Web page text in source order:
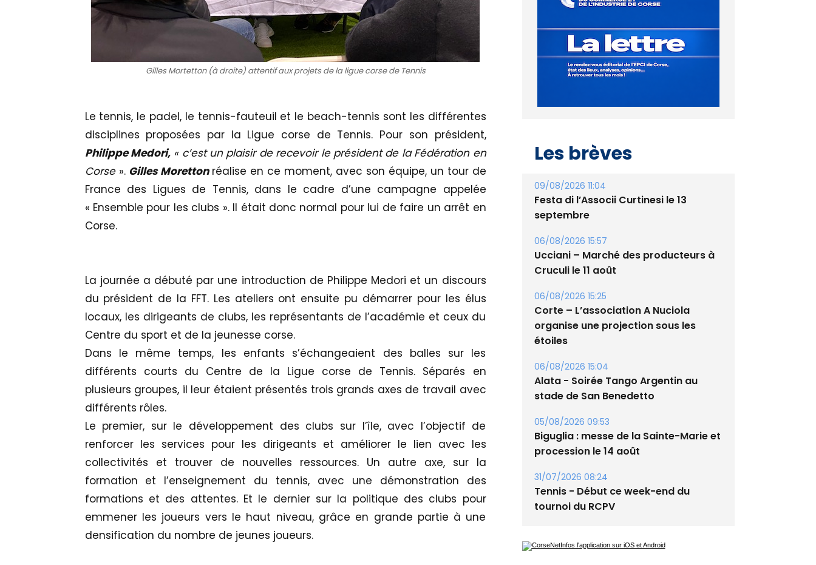
Gilles Mortetton (à droite) attentif aux projets de la ligue corse de Tennis
Le tennis, le padel, le tennis-fauteuil et le beach-tennis sont les différentes
disciplines proposées par la Ligue corse de Tennis. Pour son président,
Philippe Medori, « c’est un plaisir de recevoir le président de la Fédération en
Corse ».Gilles Moretton réalise en ce moment, avec son équipe, un tour de
France des Ligues de Tennis, dans le cadre d’une campagne appelée
« Ensemble pour les clubs ». Il était donc normal pour lui de faire un arrêt en
Corse.
La journée a débuté par une introduction de Philippe Medori et un discours
du président de la FFT. Les ateliers ont ensuite pu démarrer pour les élus
locaux, les dirigeants de clubs, les représentants de l’académie et ceux du
Centre du sport et de la jeunesse corse.
Dans le même temps, les enfants s’échangeaient des balles sur les
différents courts du Centre de la Ligue corse de Tennis. Séparés en
plusieurs groupes, il leur étaient présentés trois grands axes de travail avec
différents rôles.
Le premier, sur le développement des clubs sur l’île, avec l’objectif de
renforcer les services pour les dirigeants et améliorer le lien avec les
collectivités et trouver de nouvelles ressources. Un autre axe, sur la
formation et l’enseignement du tennis, avec une démonstration des
formations et des attentes. Et le dernier sur la politique des clubs pour
emmener les joueurs vers le haut niveau, grâce en grande partie à une
densification du nombre de jeunes joueurs.
Les brèves
09/08/2026 11:04
Festa di l’Associi Curtinesi le 13
septembre
06/08/2026 15:57
Ucciani – Marché des producteurs à
Cruculi le 11 août
06/08/2026 15:25
Corte – L’association A Nuciola
organise une projection sous les
étoiles
06/08/2026 15:04
Alata - Soirée Tango Argentin au
stade de San Benedetto
05/08/2026 09:53
Biguglia : messe de la Sainte-Marie et
procession le 14 août
31/07/2026 08:24
Tennis - Début ce week-end du
tournoi du RCPV